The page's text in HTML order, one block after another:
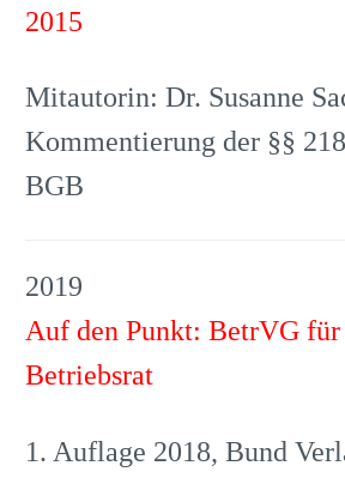
2015
Mitautorin: Dr. Susanne
Kommentierung der §§
BGB
2019
Auf den Punkt: BetrVG für
Betriebsrat
1. Auflage 2018, Bund